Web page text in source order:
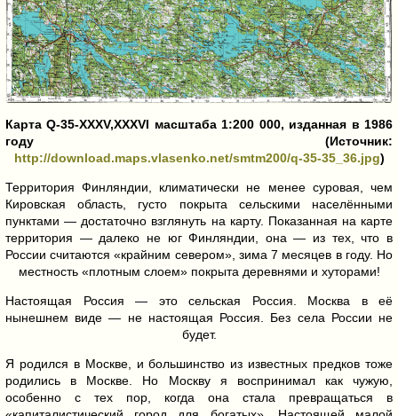
Карта Q-35-XXXV,XXXVI масштаба 1:200 000, изданная в 1986
году (Источник:
http://download.maps.vlasenko.net/smtm200/q-35-35_36.jpg)
Территория Финляндии, климатически не менее суровая, чем
Кировская область, густо покрыта сельскими населёнными
пунктами — достаточно взглянуть на карту. Показанная на карте
территория — далеко не юг Финляндии, она — из тех, что в
России считаются «крайним севером», зима 7 месяцев в году. Но
местность «плотным слоем» покрыта деревнями и хуторами!
Настоящая Россия — это сельская Россия. Москва в её
нынешнем виде — не настоящая Россия. Без села России не
будет.
Я родился в Москве, и большинство из известных предков тоже
родились в Москве. Но Москву я воспринимал как чужую,
особенно с тех пор, когда она стала превращаться в